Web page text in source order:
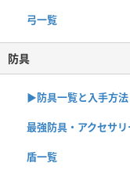
弓一覧
防具
▶︎防具一覧と入手方法
最強防具・アクセサ
盾一覧